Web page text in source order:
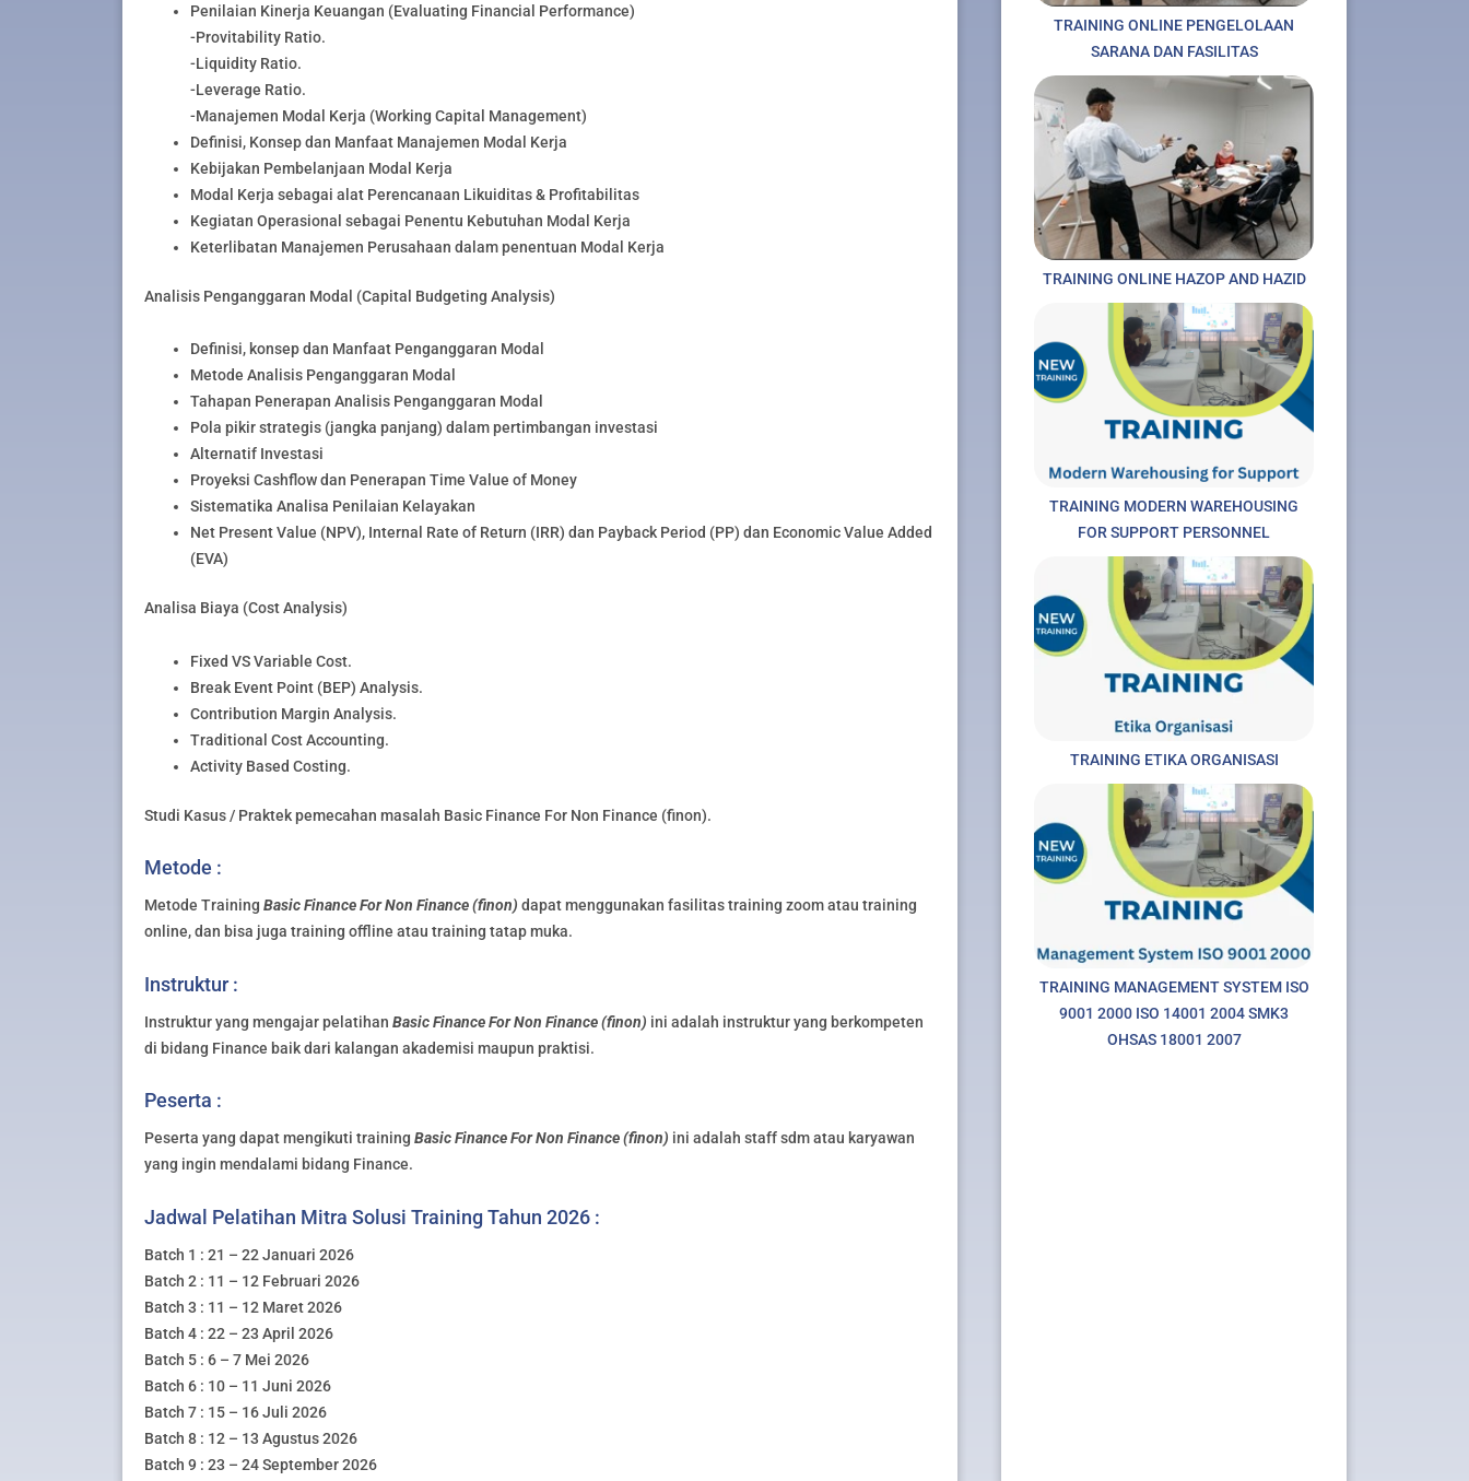
Penilaian Kinerja Keuangan (Evaluating Financial Performance)
-Provitability Ratio.
-Liquidity Ratio.
-Leverage Ratio.
-Manajemen Modal Kerja (Working Capital Management)
Definisi, Konsep dan Manfaat Manajemen Modal Kerja
Kebijakan Pembelanjaan Modal Kerja
Modal Kerja sebagai alat Perencanaan Likuiditas & Profitabilitas
Kegiatan Operasional sebagai Penentu Kebutuhan Modal Kerja
Keterlibatan Manajemen Perusahaan dalam penentuan Modal Kerja
Analisis Penganggaran Modal (Capital Budgeting Analysis)
Definisi, konsep dan Manfaat Penganggaran Modal
Metode Analisis Penganggaran Modal
Tahapan Penerapan Analisis Penganggaran Modal
Pola pikir strategis (jangka panjang) dalam pertimbangan investasi
Alternatif Investasi
Proyeksi Cashflow dan Penerapan Time Value of Money
Sistematika Analisa Penilaian Kelayakan
Net Present Value (NPV), Internal Rate of Return (IRR) dan Payback Period (PP) dan Economic Value Added
(EVA)
Analisa Biaya (Cost Analysis)
Fixed VS Variable Cost.
Break Event Point (BEP) Analysis.
Contribution Margin Analysis.
Traditional Cost Accounting.
Activity Based Costing.
Studi Kasus / Praktek pemecahan masalah Basic Finance For Non Finance (finon).
Metode :
Metode Training Basic Finance For Non Finance (finon) dapat menggunakan fasilitas training zoom atau training
online, dan bisa juga training offline atau training tatap muka.
Instruktur :
Instruktur yang mengajar pelatihan Basic Finance For Non Finance (finon) ini adalah instruktur yang berkompeten
di bidang Finance baik dari kalangan akademisi maupun praktisi.
Peserta :
Peserta yang dapat mengikuti training Basic Finance For Non Finance (finon) ini adalah staff sdm atau karyawan
yang ingin mendalami bidang Finance.
Jadwal Pelatihan Mitra Solusi Training Tahun 2026 :
Batch 1 : 21 – 22 Januari 2026
Batch 2 : 11 – 12 Februari 2026
Batch 3 : 11 – 12 Maret 2026
Batch 4 : 22 – 23 April 2026
Batch 5 : 6 – 7 Mei 2026
Batch 6 : 10 – 11 Juni 2026
Batch 7 : 15 – 16 Juli 2026
Batch 8 : 12 – 13 Agustus 2026
Batch 9 : 23 – 24 September 2026
TRAINING ONLINE PENGELOLAAN
SARANA DAN FASILITAS
TRAINING ONLINE HAZOP AND HAZID
TRAINING MODERN WAREHOUSING
FOR SUPPORT PERSONNEL
TRAINING ETIKA ORGANISASI
TRAINING MANAGEMENT SYSTEM ISO
9001 2000 ISO 14001 2004 SMK3
OHSAS 18001 2007